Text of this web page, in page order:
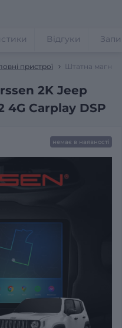
пристрої Штатна
2K Jeep
4G Carplay DSP
Відгуки
немає в наявності